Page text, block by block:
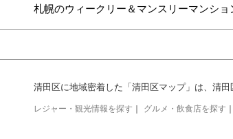
札幌のウィークリー＆マンスリーマンショ
清田区に地域密着した「清田区マップ」は、清
レジャー・観光情報を探す ｜ グルメ・飲食店を探す ｜